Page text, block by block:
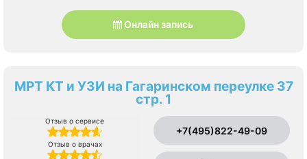
Онлайн запись
МРТ КТ и УЗИ на Гагаринском переулке 37
стр. 1
Отзыв о сервисе
Отзыв о врачах
+7(495)822-49-09